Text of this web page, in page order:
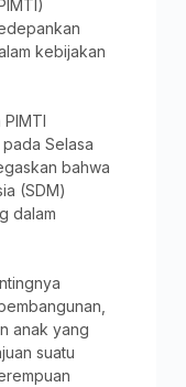
kebijakan
PIMTI
Selasa
bahwa
(SDM)
dalam
anak yang
suatu